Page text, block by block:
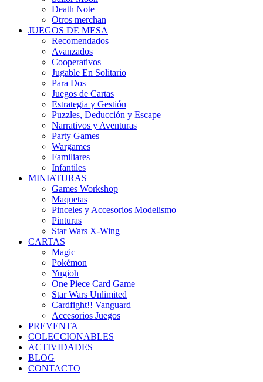
Death Note
Otros merchan
JUEGOS DE MESA
Recomendados
Avanzados
Cooperativos
Jugable En Solitario
Para Dos
Juegos de Cartas
Estrategia y Gestión
Puzzles, Deducción y Escape
Narrativos y Aventuras
Party Games
Wargames
Familiares
Infantiles
MINIATURAS
Games Workshop
Maquetas
Pinceles y Accesorios Modelismo
Pinturas
Star Wars X-Wing
CARTAS
Magic
Pokémon
Yugioh
One Piece Card Game
Star Wars Unlimited
Cardfight!! Vanguard
Accesorios Juegos
PREVENTA
COLECCIONABLES
ACTIVIDADES
BLOG
CONTACTO